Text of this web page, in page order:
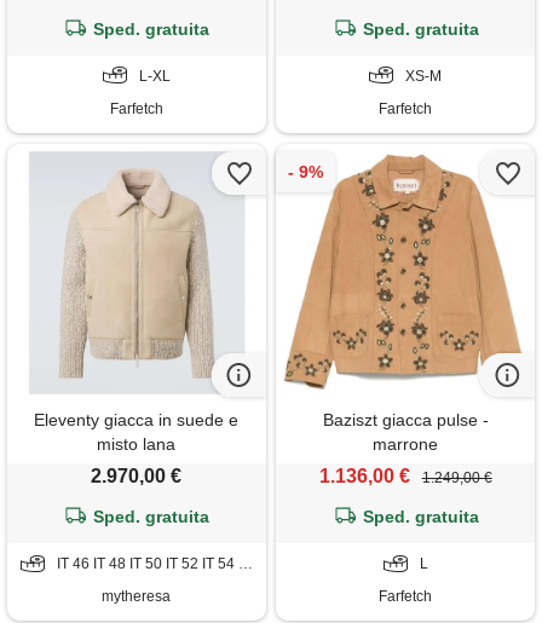
Sped. gratuita
L-XL
Farfetch
neutri
Sped. gratuita
XS-M
Farfetch
Eleventy giacca in suede e
misto lana
2.970,00 €
Sped. gratuita
IT 46 IT 48 IT 50 IT 52 IT 54 IT 56
mytheresa
Baziszt giacca pulse -
marrone
1.136,00 € 1.249,00 €
Sped. gratuita
L
Farfetch